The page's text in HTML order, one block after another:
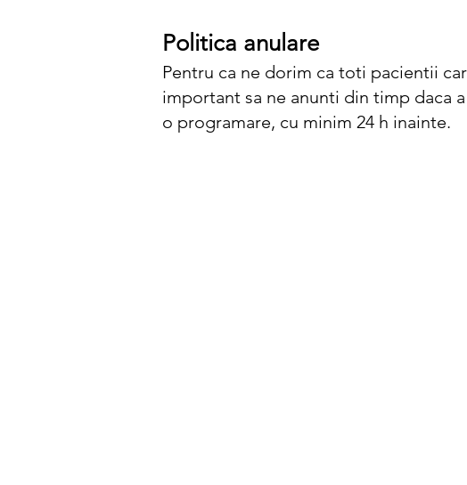
Politica anulare
Pentru ca ne dorim ca toti pacientii
important sa ne anunti din timp daca
o programare, cu minim 24 h inainte.